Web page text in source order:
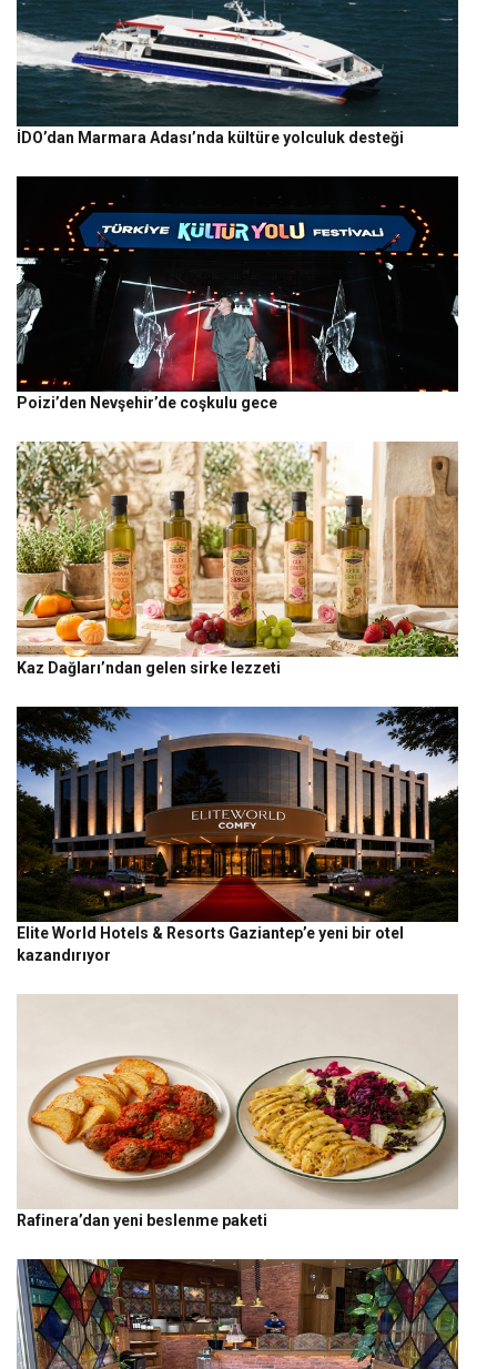
İDO’dan Marmara Adası’nda kültüre yolculuk desteği
Poizi’den Nevşehir’de coşkulu gece
Kaz Dağları’ndan gelen sirke lezzeti
Elite World Hotels & Resorts Gaziantep’e yeni bir otel
kazandırıyor
Rafinera’dan yeni beslenme paketi